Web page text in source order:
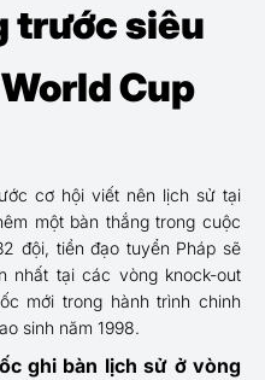
trước siêu
Cup
cơ hội viết nên lịch sử tại
một bàn thắng trong cuộc
đội, tiền đạo tuyển Pháp sẽ
nhất tại các vòng knock-out
mới trong hành trình chinh
sinh năm 1998.
ghi bàn lịch sử ở vòng